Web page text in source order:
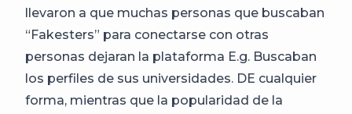
llevaron a que muchas personas que buscaban
“Fakesters” para conectarse con otras
personas dejaran la plataforma E.g. Buscaban
los perfiles de sus universidades. DE cualquier
forma, mientras que la popularidad de la